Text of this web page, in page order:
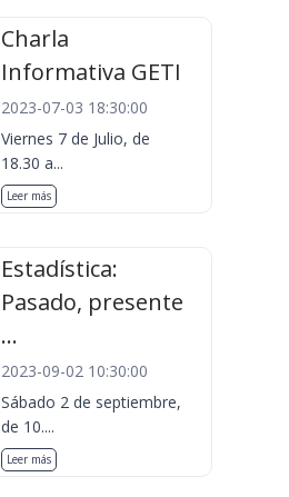
Charla
Informativa GETI
2023-07-03 18:30:00
Viernes 7 de Julio, de
18.30 a...
Leer más
Estadística:
Pasado, presente
...
2023-09-02 10:30:00
Sábado 2 de septiembre,
de 10....
Leer más